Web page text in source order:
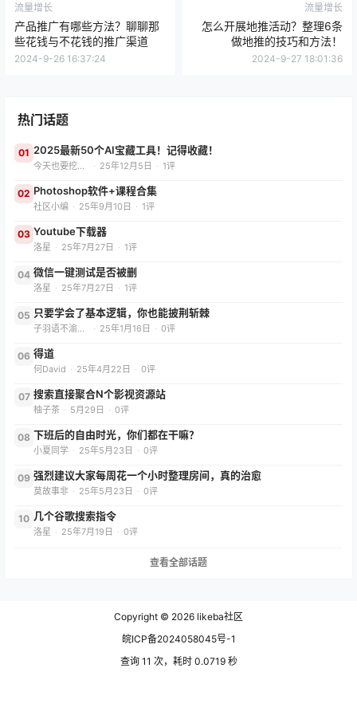
流量增长
产品推广有哪些方法？聊聊那
些花钱与不花钱的推广渠道
2024-9-26 16:37:24
流量增长
怎么开展地推活动？整理6条
做地推的技巧和方法！
2024-9-27 18:01:36
热门话题
01 2025最新50个AI宝藏工具！记得收藏！
今天也要挖App · 25年12月5日 · 1评
02 Photoshop软件+课程合集
社区小编 · 25年9月10日 · 1评
03 Youtube下载器
洛星 · 25年7月27日 · 1评
04 微信一键测试是否被删
洛星 · 25年7月27日 · 1评
05 只要学会了基本逻辑，你也能披荆斩棘
子羽语不渝（减肥版） · 25年1月16日 · 0评
06 得道
何David · 25年4月22日 · 0评
07 搜索直接聚合N个影视资源站
柚子茶 · 5月29日 · 0评
08 下班后的自由时光，你们都在干嘛？
小夏同学 · 25年5月23日 · 0评
09 强烈建议大家每周花一个小时整理房间，真的治愈
莫故事非 · 25年5月23日 · 0评
10 几个谷歌搜索指令
洛星 · 25年7月19日 · 0评
查看全部话题
Copyright © 2026 likeba社区
皖ICP备2024058045号-1
查询 11 次，耗时 0.0719 秒